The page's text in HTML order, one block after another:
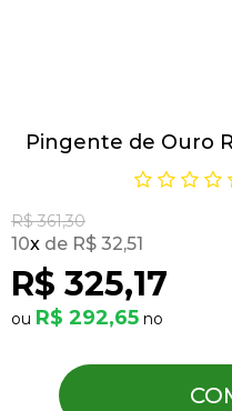
Pingente de Ouro
R$ 361,30
R$ 325,17
10x R$ 32,51
R$ 292,65
Pedras Preciosas
OFERTAS